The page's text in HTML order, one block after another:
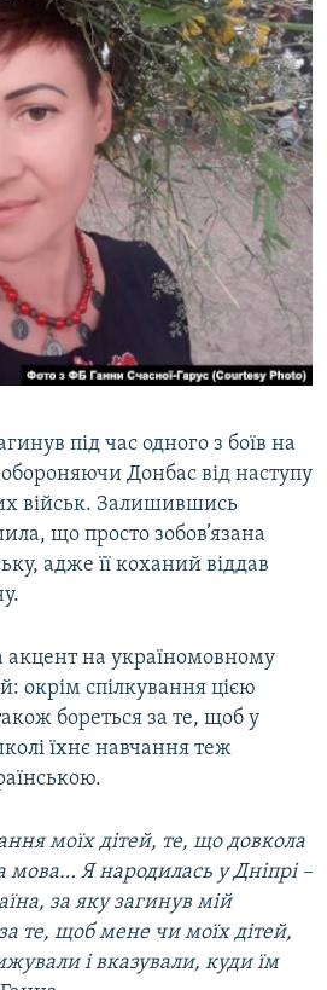
під час одного з боїв на
обороняючи Донбас від наступу
військ. Залишившись
що просто зобов’язана
адже її коханий віддав
акцент на україномовному
окрім спілкування цією
бореться за те, щоб у
їхнє навчання теж
моїх дітей, те, що довкола
мова… Я народилась у Дніпрі –
за яку загинув мій
те, щоб мене чи моїх дітей,
і вказували, куди їм